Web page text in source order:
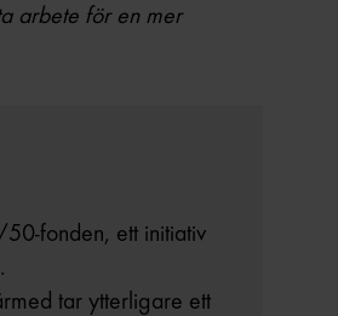
arbete för en mer
fonden, ett initiativ
tar ytterligare ett